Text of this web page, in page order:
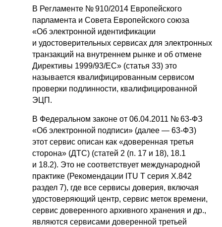
В Регламенте № 910/2014 Европейского
парламента и Совета Европейского союза
«Об электронной идентификации
и удостоверительных сервисах для электронных
транзакций на внутреннем рынке и об отмене
Директивы 1999/93/ЕС» (статья 33) это
называется квалифицированным сервисом
проверки подлинности, квалифицированной
ЭЦП.
В Федеральном законе от 06.04.2011 № 63-ФЗ
«Об электронной подписи» (далее — 63-ФЗ)
этот сервис описан как «доверенная третья
сторона» (ДТС) (статей 2 (п. 17 и 18), 18.1
и 18.2). Это не соответствует международной
практике (Рекомендации ITU T серия X.842
раздел 7), где все сервисы доверия, включая
удостоверяющий центр, сервис меток времени,
сервис доверенного архивного хранения и др.,
являются сервисами доверенной третьей